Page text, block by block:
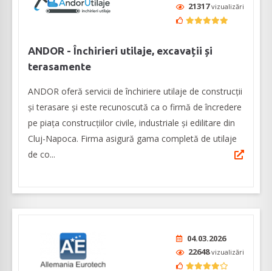
21317vizualizări
ANDOR - Închirieri utilaje, excavații și
terasamente
ANDOR oferă servicii de închiriere utilaje de construcții
și terasare și este recunoscută ca o firmă de încredere
pe piața construcțiilor civile, industriale și edilitare din
Cluj-Napoca. Firma asigură gama completă de utilaje
de co...
04.03.2026
22648vizualizări